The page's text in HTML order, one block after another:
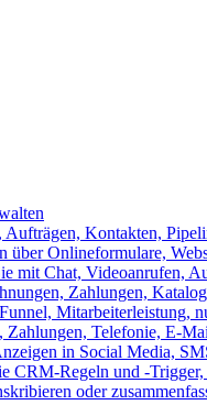
Kontakten,
über Onlineformulare,
mit Chat, Videoanrufen,
Zahlungen,
Mitarbeiterleistung,
Zahlungen, Telefonie, E-
in Social Media,
CRM-Regeln und -
oder